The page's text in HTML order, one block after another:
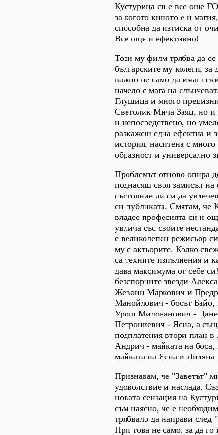
Кустурица си е все още
за когото киното е и
способна да изтиска от
Все още и ефективно!
Този му филм трябва да се
българските му колеги, за
важно не само да имаш
начело с мага на
Глушица и много
Светолик Мича Заяц, но и
и непосредствено, но
разкажеш една ефектна и
история, наситена с
образност и универсално
Проблемът отново опира
поднасяш своя замисъл на
състояние ли си да
си публиката. Смятам, че
владее професията си и
увлича със своите
е великолепен режисьор
му с актьорите. Колко
са техните изпълнения и
дава максимума от себе
безспорните звезди
Жевоин Маркович и
Манойлович - босът Байо,
Урош Милованович -
Петрониевич - Ясна, а
подплатения втори план
Андрич - майката на
майката на Ясна и Лиляна
Признавам, че "Заветът"
удоволствие и наслада.
новата сензация на
съм наясно, че е
трябвало да направи след
При това не само, за да го